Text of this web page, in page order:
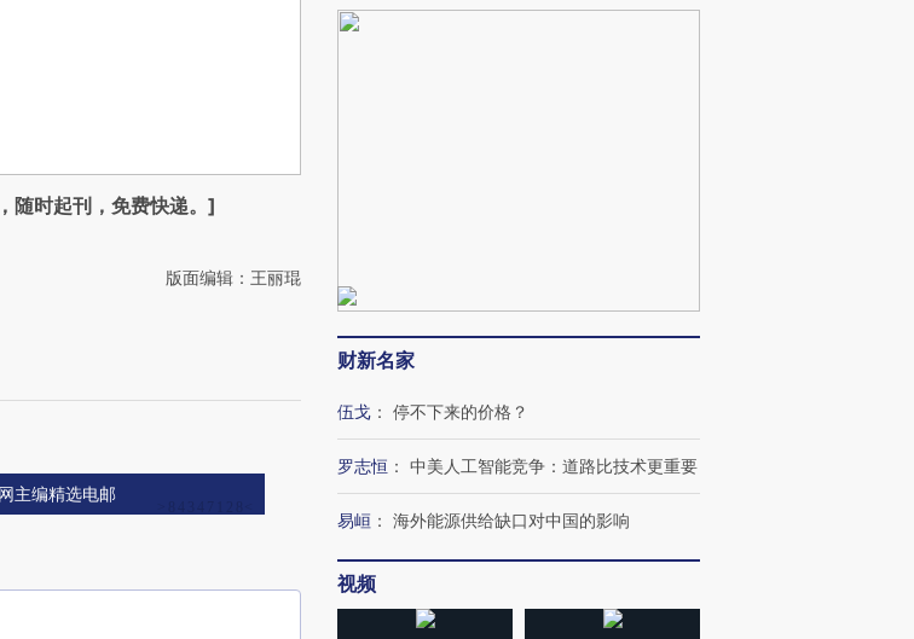
，随时起刊，免费快递。]
版面编辑：王丽琨
主编精选电邮
财新名家
伍戈 ： 停不下来的价格？
罗志恒 ： 中美人工智能竞争：道路比技术更重要
易峘 ： 海外能源供给缺口对中国的影响
视频